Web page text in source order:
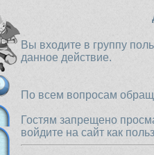
Вы входите в группу
данное действие.
По всем вопросам
Гостям запрещено
войдите на сайт как